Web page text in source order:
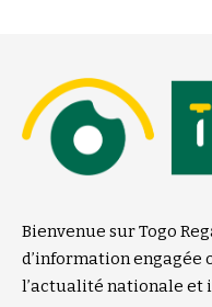
Bienvenue sur Togo
d’information
l’actualité nationale et